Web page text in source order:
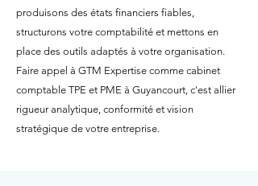
produisons des états financiers fiables,
structurons votre comptabilité et mettons en
place des outils adaptés à votre organisation.
Faire appel à GTM Expertise comme cabinet
comptable TPE et PME à Guyancourt, c'est allier
rigueur analytique, conformité et vision
stratégique de votre entreprise.